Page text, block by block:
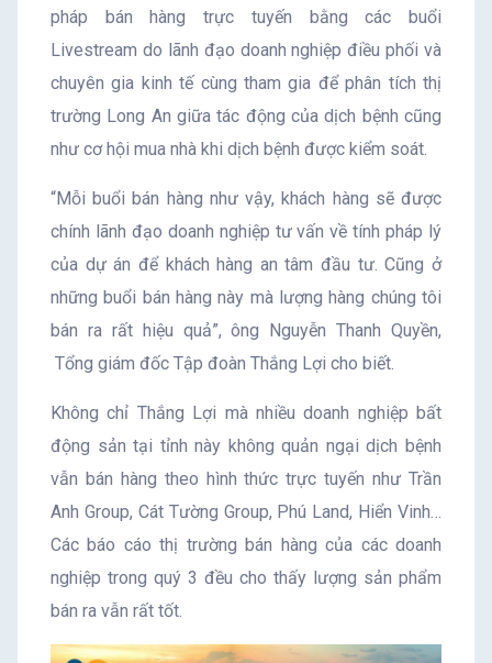
pháp bán hàng trực tuyến bằng các buổi
Livestream do lãnh đạo doanh nghiệp điều phối và
chuyên gia kinh tế cùng tham gia để phân tích thị
trường Long An giữa tác động của dịch bệnh cũng
như cơ hội mua nhà khi dịch bệnh được kiểm soát.
“Mỗi buổi bán hàng như vậy, khách hàng sẽ được
chính lãnh đạo doanh nghiệp tư vấn về tính pháp lý
của dự án để khách hàng an tâm đầu tư. Cũng ở
những buổi bán hàng này mà lượng hàng chúng tôi
bán ra rất hiệu quả”, ông Nguyễn Thanh Quyền,
Tổng giám đốc Tập đoàn Thắng Lợi cho biết.
Không chỉ Thắng Lợi mà nhiều doanh nghiệp bất
động sản tại tỉnh này không quản ngại dịch bệnh
vẫn bán hàng theo hình thức trực tuyến như Trần
Anh Group, Cát Tường Group, Phú Land, Hiển Vinh…
Các báo cáo thị trường bán hàng của các doanh
nghiệp trong quý 3 đều cho thấy lượng sản phẩm
bán ra vẫn rất tốt.